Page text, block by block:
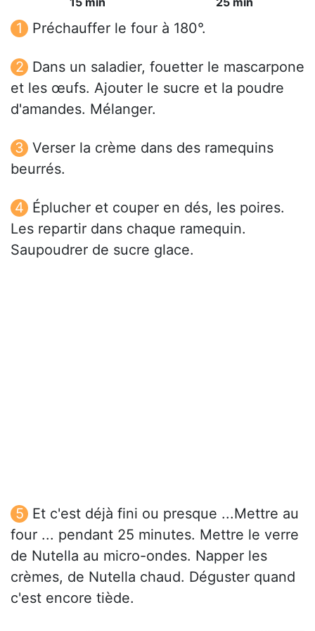
Préchauffer le four à 180°.
Dans un saladier, fouetter le mascarpone
et les œufs. Ajouter le sucre et la poudre
d'amandes. Mélanger.
Verser la crème dans des ramequins
beurrés.
Éplucher et couper en dés, les poires.
Les repartir dans chaque ramequin.
Saupoudrer de sucre glace.
Et c'est déjà fini ou presque ...Mettre au
four ... pendant 25 minutes. Mettre le verre
de Nutella au micro-ondes. Napper les
crèmes, de Nutella chaud. Déguster quand
c'est encore tiède.